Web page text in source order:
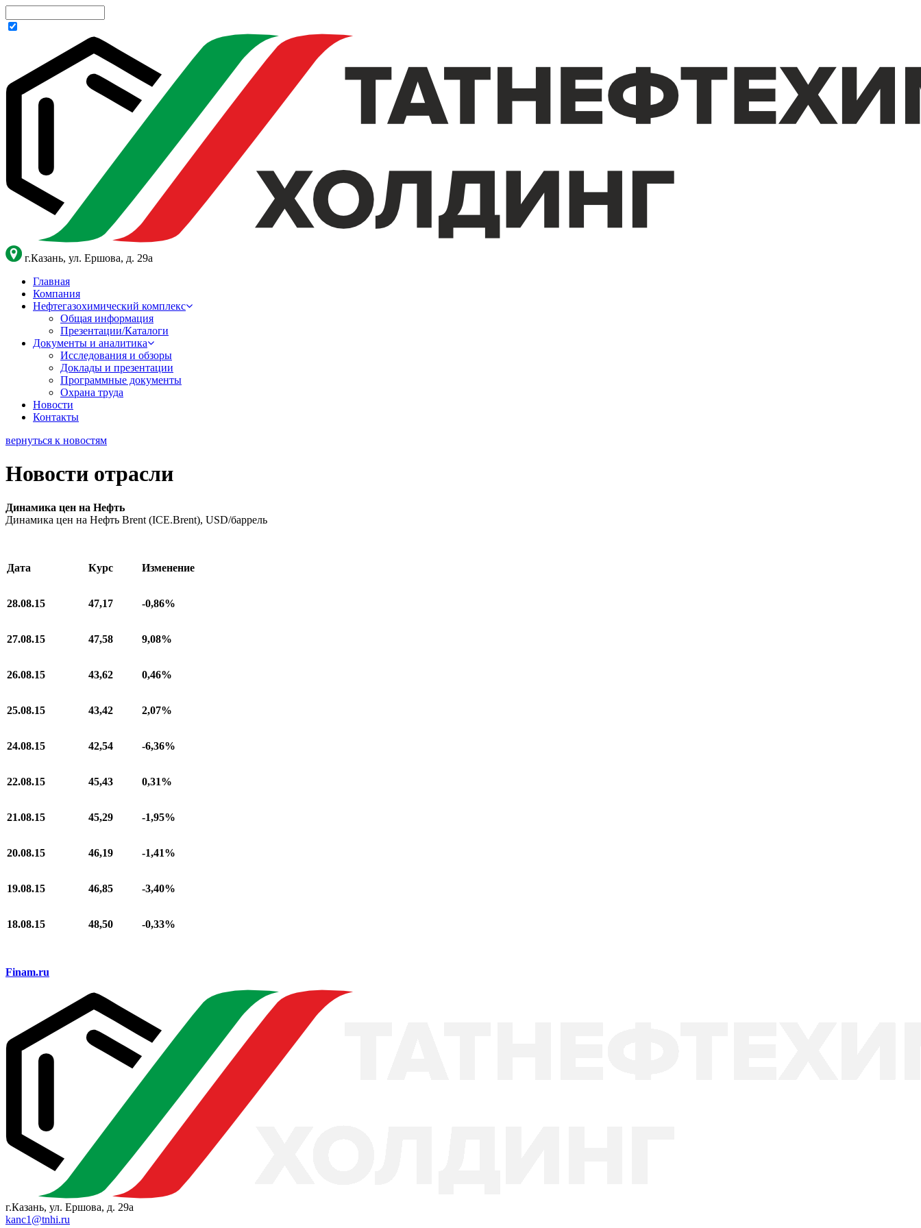
г.Казань, ул. Ершова, д. 29а
Главная
Компания
Нефтегазохимический комплекс
Общая информация
Презентации/Каталоги
Документы и аналитика
Исследования и обзоры
Доклады и презентации
Программные документы
Охрана труда
Новости
Контакты
вернуться к новостям
Новости отрасли
Динамика цен на Нефть
Динамика цен на Нефть Brent (ICE.Brent), USD/баррель
Дата Курс Изменение
28.08.15 47,17 -0,86%
27.08.15 47,58 9,08%
26.08.15 43,62 0,46%
25.08.15 43,42 2,07%
24.08.15 42,54 -6,36%
22.08.15 45,43 0,31%
21.08.15 45,29 -1,95%
20.08.15 46,19 -1,41%
19.08.15 46,85 -3,40%
18.08.15 48,50 -0,33%
Finam.ru
г.Казань, ул. Ершова, д. 29а
kanc1@tnhi.ru